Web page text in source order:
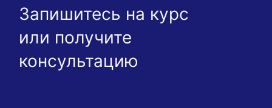
Запишитесь на курс
или получите
консультацию